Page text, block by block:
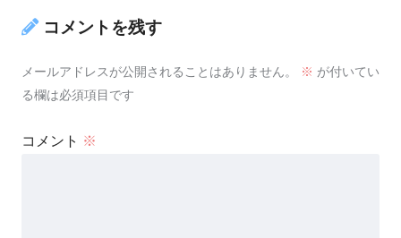
コメントを残す
メールアドレスが公開されることはありません。 ※ が付いてい
る欄は必須項目です
コメント ※